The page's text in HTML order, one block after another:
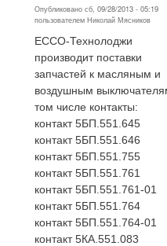
Опубликовано сб, 09/28/2013 - 05:19
пользователем Николай Мясников
ЕССО-Технолоджи
производит поставки
запчастей к масляным и
воздушным
том числе контакты:
контакт 5БП.551.645
контакт 5БП.551.646
контакт 5БП.551.755
контакт 5БП.551.761
контакт 5БП.551.761-01
контакт 5БП.551.764
контакт 5БП.551.764-01
контакт 5КА.551.083